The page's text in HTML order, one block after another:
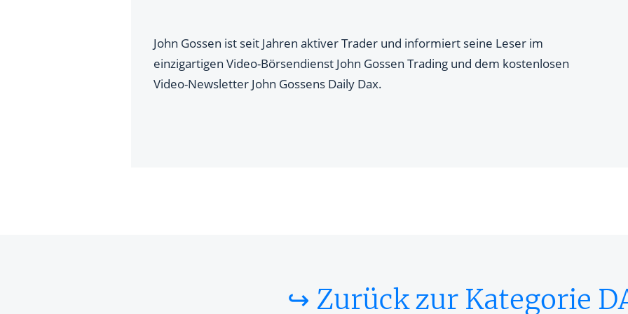
John Gossen ist seit Jahren aktiver Trader und informiert seine Leser im
einzigartigen Video-Börsendienst John Gossen Trading und dem kostenlosen
Video-Newsletter John Gossens Daily Dax.
↪ Zurück zur Kategorie